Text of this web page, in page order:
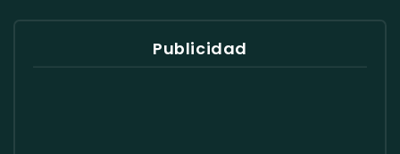
Publicidad